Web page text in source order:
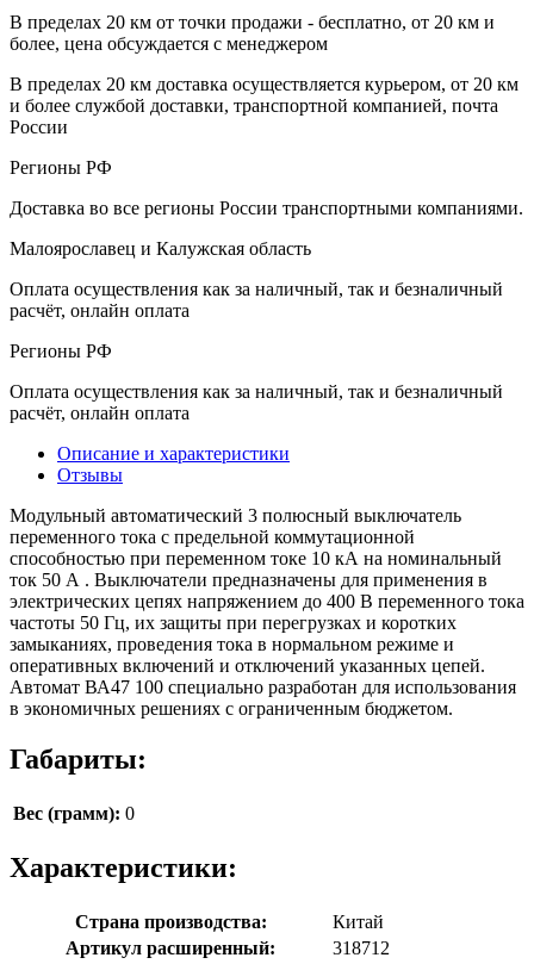
В пределах 20 км от точки продажи - бесплатно, от 20 км и
более, цена обсуждается с менеджером
В пределах 20 км доставка осуществляется курьером, от 20 км
и более службой доставки, транспортной компанией, почта
России
Регионы РФ
Доставка во все регионы России транспортными компаниями.
Малоярославец и Калужская область
Оплата осуществления как за наличный, так и безналичный
расчёт, онлайн оплата
Регионы РФ
Оплата осуществления как за наличный, так и безналичный
расчёт, онлайн оплата
Описание и характеристики
Отзывы
Модульный автоматический 3 полюсный выключатель
переменного тока с предельной коммутационной
способностью при переменном токе 10 кА на номинальный
ток 50 А . Выключатели предназначены для применения в
электрических цепях напряжением до 400 В переменного тока
частоты 50 Гц, их защиты при перегрузках и коротких
замыканиях, проведения тока в нормальном режиме и
оперативных включений и отключений указанных цепей.
Автомат ВА47 100 специально разработан для использования
в экономичных решениях с ограниченным бюджетом.
Габариты:
Вес (грамм): 0
Характеристики:
Страна производства:
Китай
Артикул расширенный:
318712